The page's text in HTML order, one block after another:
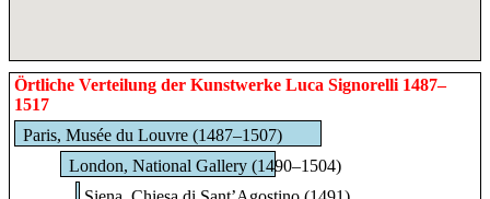
Örtliche Verteilung der Kunstwerke Luca Signorelli 1487–
1517
Paris, Musée du Louvre (1487–1507)
London, National Gallery (1490–1504)